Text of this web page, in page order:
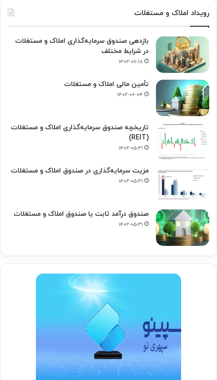
رویداد املاک و مستغلات
بازدهی صندوق سرمایه‌گذاری املاک و مستغلات
در شرایط مختلف
۱۴۰۲-۰۶-۱۸
تأمین مالی املاک و مستغلات
۱۴۰۲-۰۶-۰۴
تاریخچه صندوق سرمایه‌گذاری املاک و مستغلات
(REIT)
۱۴۰۲-۰۵-۳۱
مزیت سرمایه‌گذاری در صندوق املاک و مستغلات
۱۴۰۲-۰۵-۳۱
صندوق درآمد ثابت یا صندوق املاک و مستغلات
۱۴۰۲-۰۵-۳۱